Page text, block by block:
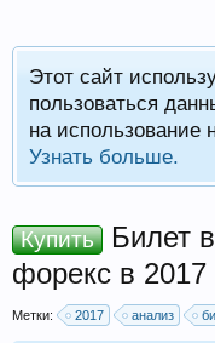
Этот сайт
пользоваться
на
Узнать больше.
Купить
Билет
форекс в 2017
Метки: 2017 анализ